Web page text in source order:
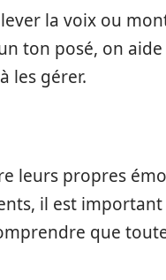
la voix ou
ton posé, on aide
les gérer.
leurs propres
il est
que